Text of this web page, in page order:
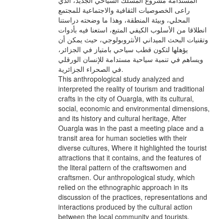
راعى الخصوصيات الثقافية والاجتماعية للمجتمع
المحلي، وبيئة المنطقة، وهذا ما وضحته دراستنا
انطلاقا من الأسلوب الكيفي المتبع، استعنا فيه بأدوات
وتقنيات البحث الميداني الأنثروبولوجي، حيث يمكن أن
يؤهلها لتكون قطب سياحي بامتياز في الجزائر،
ويساهم في تنمية سياحية مستدامة للإنسان الورقلي
في الصحراء الجزائرية.
This anthropological study analyzed and
interpreted the reality of tourism and traditional
crafts in the city of Ouargla, with its cultural,
social, economic and environmental dimensions,
and its history and cultural heritage, After
Ouargla was in the past a meeting place and a
transit area for human societies with their
diverse cultures, Where it highlighted the tourist
attractions that it contains, and the features of
the literal pattern of the craftswomen and
craftsmen. Our anthropological study, which
relied on the ethnographic approach in its
discussion of the practices, representations and
interactions produced by the cultural action
between the local community and tourists,